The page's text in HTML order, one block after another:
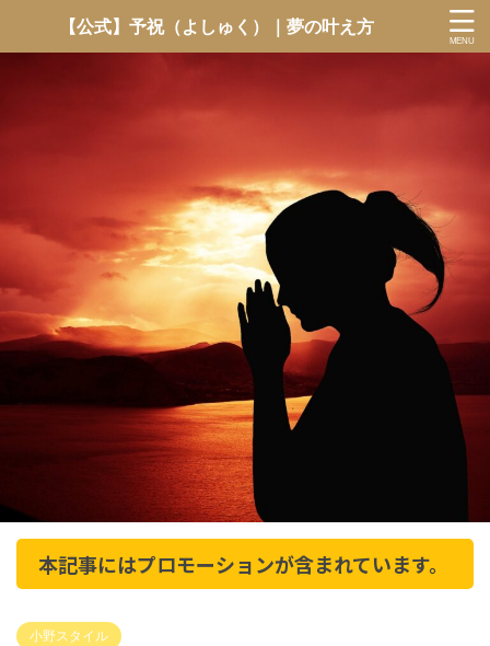
【公式】予祝（よしゅく）｜夢の叶え方
本記事にはプロモーションが含まれています。
小野スタイル